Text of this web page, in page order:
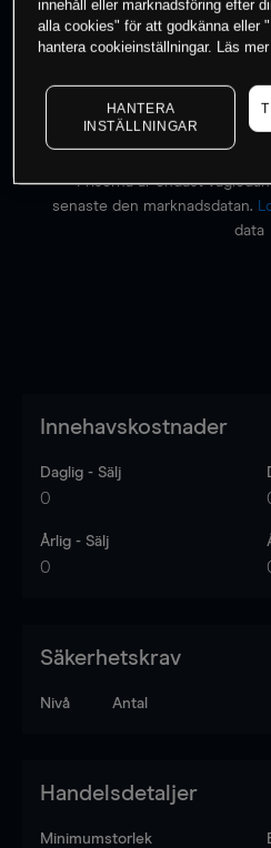
Börja
Priserna är endast
senaste den marknadsdatan.
data
Innehavskostnader
Daglig - Sälj
0
Årlig - Sälj
0
Säkerhetskrav
Nivå Antal
Handelsdetaljer
Minimumstorlek
innehåll eller marknadsföring efter
alla cookies" för att godkänna eller
hantera cookieinställningar. Läs
HANTERA
INSTÄLLNINGAR